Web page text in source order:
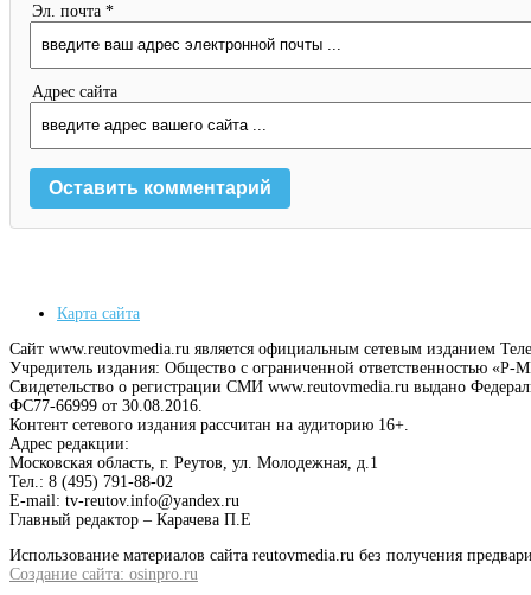
Эл. почта *
Адрес сайта
Карта сайта
Сайт www.reutovmedia.ru является официальным сетевым изданием
Учредитель издания: Общество с ограниченной ответственностью
Свидетельство о регистрации СМИ www.reutovmedia.ru выдано
ФС77-66999 от 30.08.2016.
Контент сетевого издания рассчитан на аудиторию 16+.
Адрес редакции:
Московская область, г. Реутов, ул. Молодежная, д.1
Тел.: 8 (495) 791-88-02
E-mail: tv-reutov.info@yandex.ru
Главный редактор – Карачева П.Е
Использование материалов сайта reutovmedia.ru без получения
Создание сайта: osinpro.ru